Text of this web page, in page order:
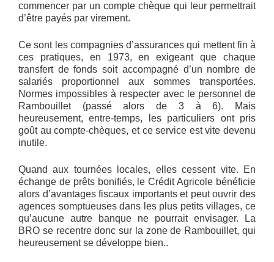
commencer par un compte chèque qui leur permettrait
d’être payés par virement.
Ce sont les compagnies d’assurances qui mettent fin à
ces pratiques, en 1973, en exigeant que chaque
transfert de fonds soit accompagné d’un nombre de
salariés proportionnel aux sommes transportées.
Normes impossibles à respecter avec le personnel de
Rambouillet (passé alors de 3 à 6). Mais
heureusement, entre-temps, les particuliers ont pris
goût au compte-chèques, et ce service est vite devenu
inutile.
Quand aux tournées locales, elles cessent vite. En
échange de prêts bonifiés, le Crédit Agricole bénéficie
alors d’avantages fiscaux importants et peut ouvrir des
agences somptueuses dans les plus petits villages, ce
qu’aucune autre banque ne pourrait envisager. La
BRO se recentre donc sur la zone de Rambouillet, qui
heureusement se développe bien..